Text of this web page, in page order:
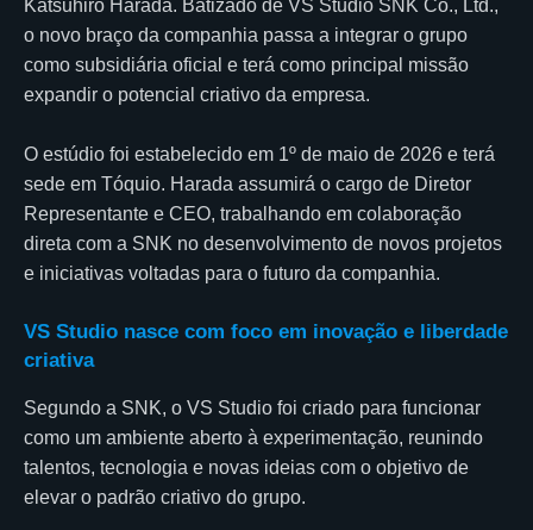
Katsuhiro Harada. Batizado de VS Studio SNK Co., Ltd.,
o novo braço da companhia passa a integrar o grupo
como subsidiária oficial e terá como principal missão
expandir o potencial criativo da empresa.
O estúdio foi estabelecido em 1º de maio de 2026 e terá
sede em Tóquio. Harada assumirá o cargo de Diretor
Representante e CEO, trabalhando em colaboração
direta com a SNK no desenvolvimento de novos projetos
e iniciativas voltadas para o futuro da companhia.
VS Studio nasce com foco em inovação e liberdade
criativa
Segundo a SNK, o VS Studio foi criado para funcionar
como um ambiente aberto à experimentação, reunindo
talentos, tecnologia e novas ideias com o objetivo de
elevar o padrão criativo do grupo.